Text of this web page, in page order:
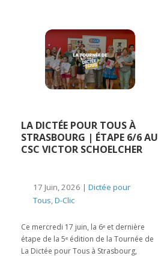
LA DICTÉE POUR TOUS À
STRASBOURG | ÉTAPE 6/6 AU
CSC VICTOR SCHOELCHER
17 Juin, 2026 | Dictée pour
Tous,D-Clic
Ce mercredi 17 juin, la 6ᵉ et dernière
étape de la 5ᵉ édition de la Tournée de
La Dictée pour Tous à Strasbourg,